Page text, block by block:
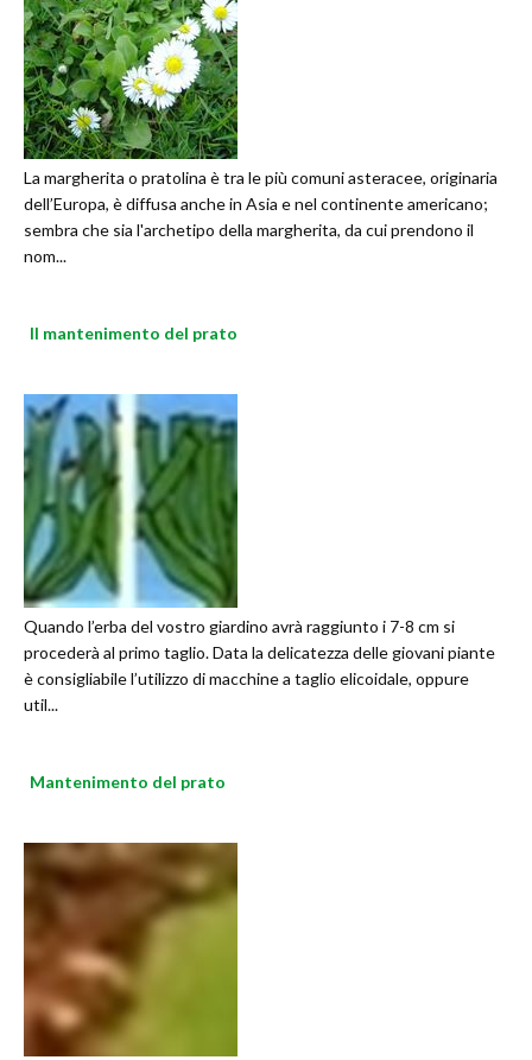
La margherita o pratolina è tra le più comuni asteracee, originaria
dell’Europa, è diffusa anche in Asia e nel continente americano;
sembra che sia l'archetipo della margherita, da cui prendono il
nom...
Il mantenimento del prato
Quando l’erba del vostro giardino avrà raggiunto i 7-8 cm si
procederà al primo taglio. Data la delicatezza delle giovani piante
è consigliabile l’utilizzo di macchine a taglio elicoidale, oppure
util...
Mantenimento del prato